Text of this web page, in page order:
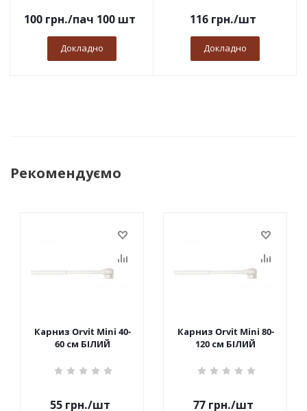
100грн./пач 100 шт
Докладно
116грн./шт
Докладно
Рекомендуємо
Карниз Orvit Mini 40-
60 см БІЛИЙ
55грн./шт
Карниз Orvit Mini 80-
120 см БІЛИЙ
77грн./шт